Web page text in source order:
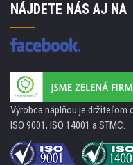
NÁJDETE NÁS AJ NA
Výrobca náplňou je držiteľom
ISO 9001, ISO 14001 a STMC.